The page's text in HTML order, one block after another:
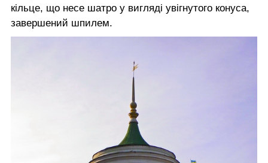
кільце, що несе шатро у вигляді увігнутого конуса,
завершений шпилем.